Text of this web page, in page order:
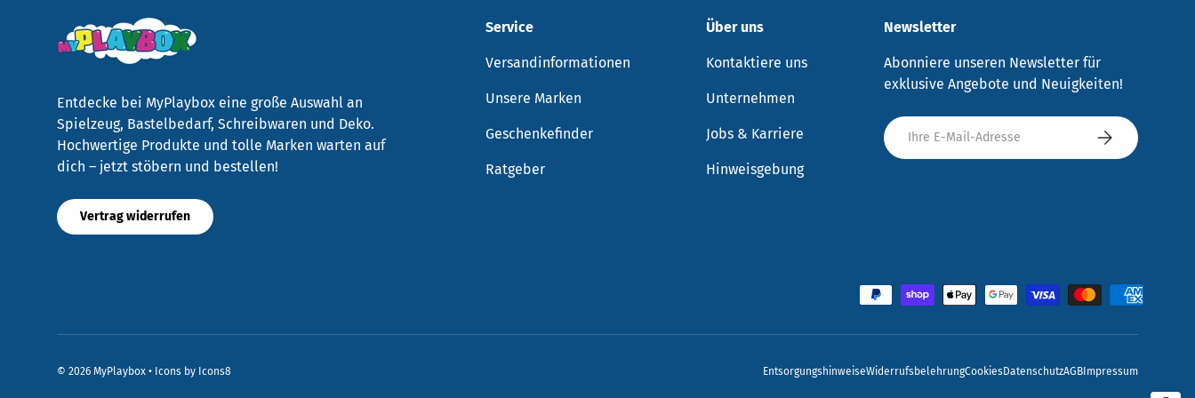
Entdecke bei MyPlaybox eine große Auswahl an
Spielzeug, Bastelbedarf, Schreibwaren und Deko.
Hochwertige Produkte und tolle Marken warten auf
dich – jetzt stöbern und bestellen!
Vertrag widerrufen
Service
Versandinformationen
Unsere Marken
Geschenkefinder
Ratgeber
Über uns
Kontaktiere uns
Unternehmen
Jobs & Karriere
Hinweisgebung
Newsletter
Abonniere unseren Newsletter für
exklusive Angebote und Neuigkeiten!
E-Mail Abonnieren
© 2026 MyPlaybox • Icons by Icons8 EntsorgungshinweiseWiderrufsbelehrungCookies DatenschutzAGB Impressum